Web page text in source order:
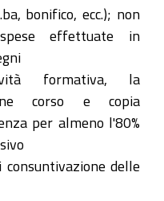
bonifico, ecc.); non
effettuate in
formativa, la
corso e copia
per almeno l'80%
delle